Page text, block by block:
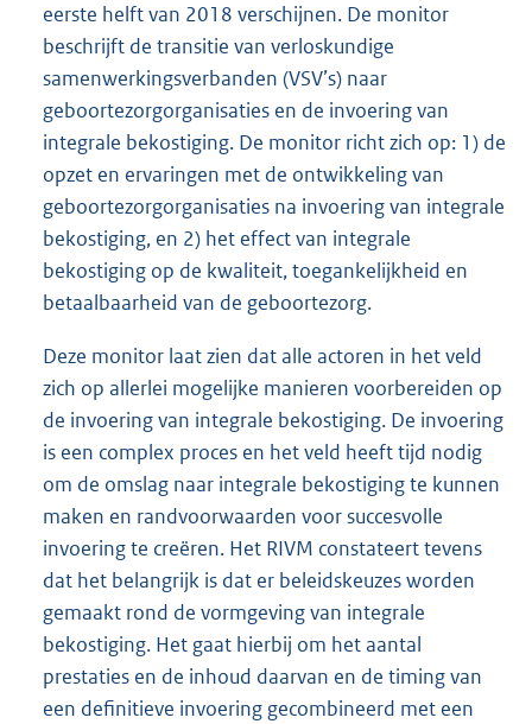
eerste helft van 2018 verschijnen. De monitor
beschrijft de transitie van verloskundige
samenwerkingsverbanden (VSV’s) naar
geboortezorgorganisaties en de invoering van
integrale bekostiging. De monitor richt zich op: 1) de
opzet en ervaringen met de ontwikkeling van
geboortezorgorganisaties na invoering van integrale
bekostiging, en 2) het effect van integrale
bekostiging op de kwaliteit, toegankelijkheid en
betaalbaarheid van de geboortezorg.
Deze monitor laat zien dat alle actoren in het veld
zich op allerlei mogelijke manieren voorbereiden op
de invoering van integrale bekostiging. De invoering
is een complex proces en het veld heeft tijd nodig
om de omslag naar integrale bekostiging te kunnen
maken en randvoorwaarden voor succesvolle
invoering te creëren. Het RIVM constateert tevens
dat het belangrijk is dat er beleidskeuzes worden
gemaakt rond de vormgeving van integrale
bekostiging. Het gaat hierbij om het aantal
prestaties en de inhoud daarvan en de timing van
een definitieve invoering gecombineerd met een